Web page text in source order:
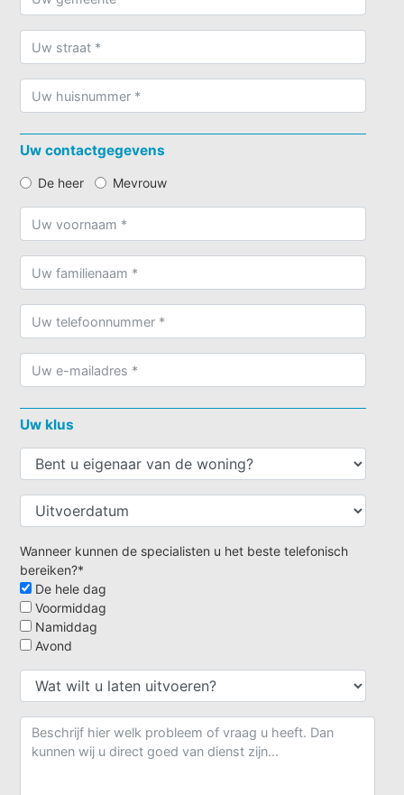
Uw contactgegevens
De heer Mevrouw
Uw klus
Wanneer kunnen de specialisten u het beste telefonisch
bereiken?*
De hele dag
Voormiddag
Namiddag
Avond